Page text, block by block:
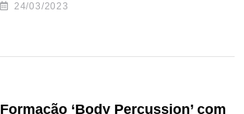
24/03/2023
Formação ‘Body Percussion’ com